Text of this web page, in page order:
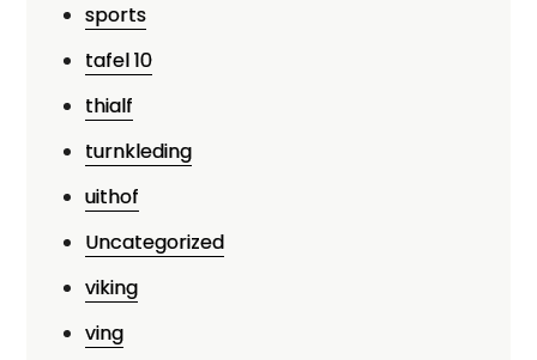
sports
tafel 10
thialf
turnkleding
uithof
Uncategorized
viking
ving